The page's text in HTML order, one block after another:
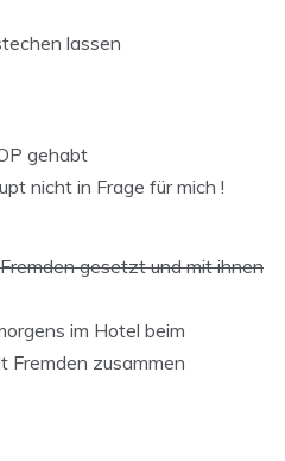
lassen
gehabt
nicht in Frage für mich !
gesetzt und mit ihnen
im Hotel beim
Fremden zusammen